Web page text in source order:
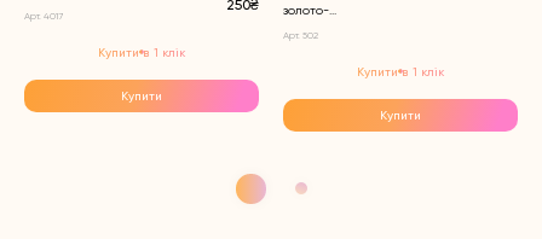
Арт. 4017
250₴
Купити в 1 клік
Купити
золото-...
Арт. 502
Купити в 1 клік
Купити